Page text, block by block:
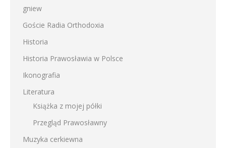
gniew
Goście Radia Orthodoxia
Historia
Historia Prawosławia w Polsce
Ikonografia
Literatura
Książka z mojej półki
Przegląd Prawosławny
Muzyka cerkiewna